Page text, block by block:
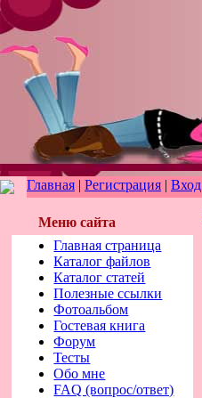
Главная | Регистрация | Вход
Меню сайта
Главная страница
Каталог файлов
Каталог статей
Полезные ссылки
Фотоальбом
Гостевая книга
Форум
Тесты
Обо мне
FAQ (вопрос/ответ)